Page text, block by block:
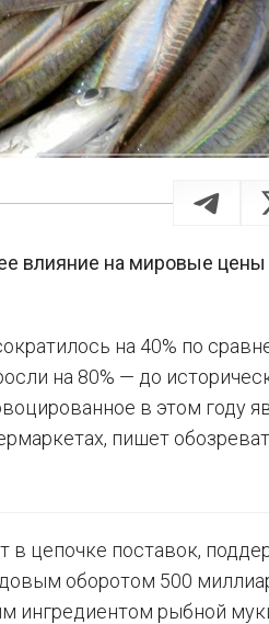
влияние на мировые цены
на 40% по
на 80% — до
в этом году
пишет
в цепочке поставок,
оборотом 500
ингредиентом рыбной